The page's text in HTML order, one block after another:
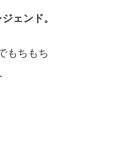
ェンド。
もちもち